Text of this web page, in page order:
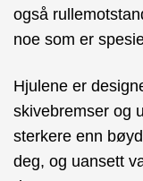
også
noe som er
Hjulene er
skivebremser og
sterkere enn
deg, og uansett